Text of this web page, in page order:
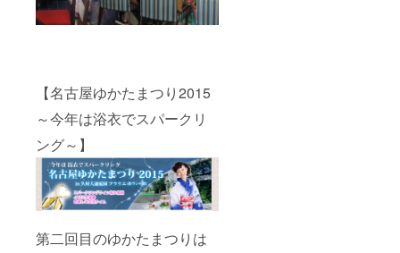
【名古屋ゆかたまつり2015
～今年は浴衣でスパークリ
ング～】
第二回目のゆかたまつりは